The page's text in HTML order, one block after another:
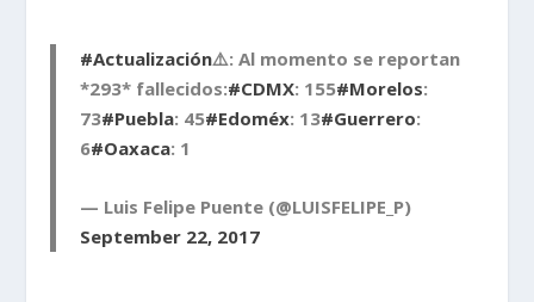
#Actualización⚠️: Al momento se reportan
*293* fallecidos:#CDMX: 155#Morelos:
73#Puebla: 45#Edoméx: 13#Guerrero:
6#Oaxaca: 1
— Luis Felipe Puente (@LUISFELIPE_P)
September 22, 2017